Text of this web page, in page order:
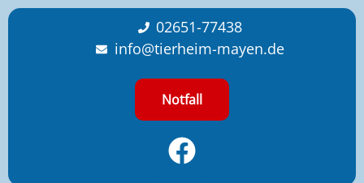
content
02651-77438
info@tierheim-mayen.de
Notfall